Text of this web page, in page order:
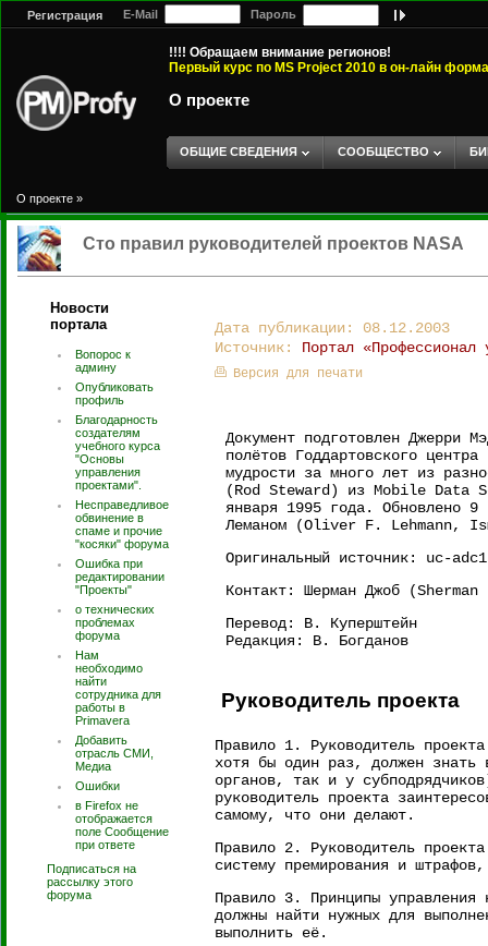
Регистрация E-Mail Пароль
!!!! Обращаем внимание регионов!
Первый курс по MS Project 2010 в он-лайн
О проекте
ОБЩИЕ СВЕДЕНИЯ СООБЩЕСТВО
О проекте »
Сто правил руководителей проектов NASA
Новости
портала
Вопорос к
админу
Опубликовать
профиль
Благодарность
создателям
учебного курса
"Основы
управления
проектами".
Несправедливое
обвинение в
спаме и прочие
"косяки" форума
Ошибка при
редактировании
"Проекты"
о технических
проблемах
форума
Нам
необходимо
найти
сотрудника для
работы в
Primavera
Добавить
отрасль СМИ,
Медиа
Ошибки
в Firefox не
отображается
поле Сообщение
при ответе
Подписаться на
рассылку этого
форума
Дата публикации: 08.12.2003
Источник: Портал «Профессионал
Версия для печати
Документ подготовлен Джерри
полётов Годдартовского
мудрости за много лет из
(Rod Steward) из Mobile Data
января 1995 года. Обновлено 9
Леманом (Oliver F. Lehmann,
Оригинальный источник: uc-
Контакт: Шерман Джоб
Перевод: В. Куперштейн
Редакция: В. Богданов
Руководитель проекта
Правило 1. Руководитель
хотя бы один раз, должен знать
органов, так и у
руководитель проекта
самому, что они делают.
Правило 2. Руководитель
систему премирования и
Правило 3. Принципы
должны найти нужных для
выполнить её.